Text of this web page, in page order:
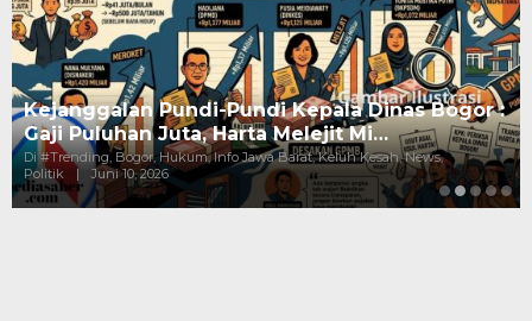
Kejanggalan Pundi-Pundi Kepala Dinas Bogor :
Gaji Puluhan Juta, Harta Melejit Mi…
Di #Trending, Bogor, Hukum, Info Jawa Barat, Keluh Kesah, News,
Politik
| Juni 10, 2026